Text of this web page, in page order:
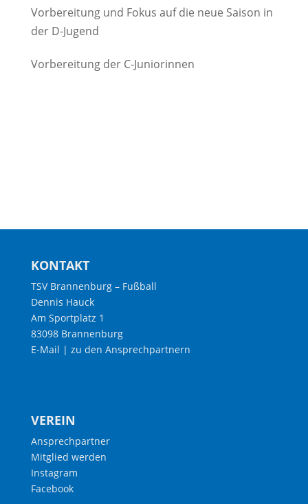
Vorbereitung und Fokus auf die neue Saison in
der D-Jugend
Vorbereitung der C-Juniorinnen
KONTAKT
TSV Brannenburg – Fußball
Dennis Hauck
Am Sportplatz 1
83098 Brannenburg
E-Mail | zu den Ansprechpartnern
VEREIN
Ansprechpartner
Mitglied werden
Instagram
Facebook